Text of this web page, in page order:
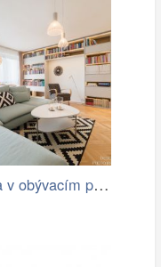
Knihovna v obývacím pokoji